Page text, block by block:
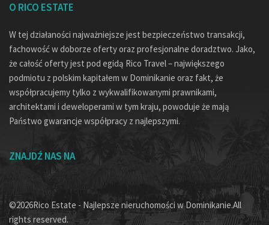
O RICO ESTATE
W tej działaności najważniejsze jest bezpieczeństwo transakcji,
fachowość w doborze oferty oraz profesjonalne doradztwo. Jako,
że całość oferty jest pod egidą Rico Travel – największego
podmiotu z polskim kapitałem w Dominikanie oraz fakt, że
współpracujemy tylko z wykwalifikowanymi prawnikami,
architektami i deweloperami w tym kraju, powoduje że mają
Państwo gwarancje współpracy z najlepszymi.
ZNAJDŹ NAS NA
©2026Rico Estate - Najlepsze nieruchomości w Dominikanie.All
rights reserved.